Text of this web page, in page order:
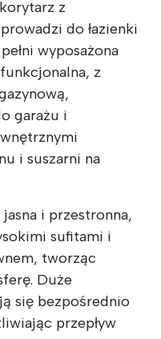
z
do łazienki
wyposażona
z
garażu i
i suszarni na
i przestronna,
sufitami i
tworząc
Duże
się bezpośrednio
przepływ